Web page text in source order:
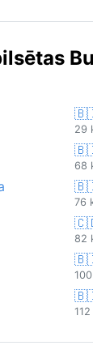
29
68
76
82